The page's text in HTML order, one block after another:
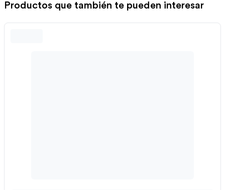
Productos que también te pueden interesar